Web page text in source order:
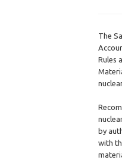
The
Rules
by
with